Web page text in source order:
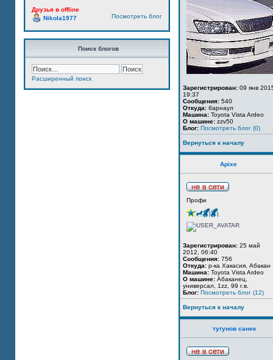
Друзья в offline
Посмотреть блог
Nikola1977
Поиск блогов
Расширенный поиск
Зарегистрирован: 09 янв
19:37
Сообщения: 540
Откуда: барнаул
Машина: Toyota Vista Ardeo
О машине: zzv50
Блог: Посмотреть блог (0)
Вернуться к началу
Apixe
Профи
Зарегистрирован: 25 май
2012, 06:40
Сообщения: 756
Откуда: р-ка Хакасия, Абакан
Машина: Toyota Vista Ardeo
О машине: Абаканец,
универсал, 1zz, 99 г.в.
Блог: Посмотреть блог (12)
Вернуться к началу
тугунов санек